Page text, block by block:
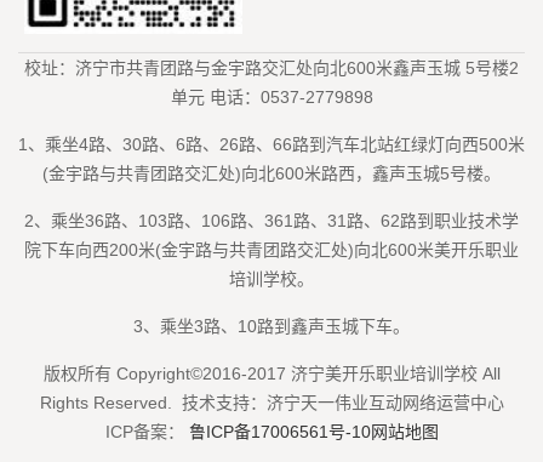
校址：济宁市共青团路与金宇路交汇处向北600米鑫声玉城 5号楼2
单元 电话：0537-2779898
1、乘坐4路、30路、6路、26路、66路到汽车北站红绿灯向西500米
(金宇路与共青团路交汇处)向北600米路西，鑫声玉城5号楼。
2、乘坐36路、103路、106路、361路、31路、62路到职业技术学
院下车向西200米(金宇路与共青团路交汇处)向北600米美开乐职业
培训学校。
3、乘坐3路、10路到鑫声玉城下车。
版权所有 Copyright©2016-2017 济宁美开乐职业培训学校 All
Rights Reserved. 技术支持：济宁天一伟业互动网络运营中心
ICP备案：
鲁ICP备17006561号-10网站地图